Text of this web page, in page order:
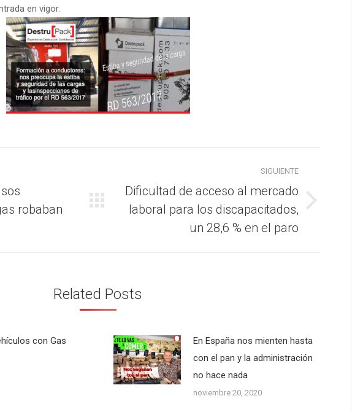
en vigor.
robaban
SIGUIENTE
Publicación
Dificultad de acceso al mercado
laboral para los discapacitados,
un 28,6 % en el paro
Related Posts
con Gas
En España nos mienten hasta
con el pan y la administración
no hace nada
noviembre 20, 2020